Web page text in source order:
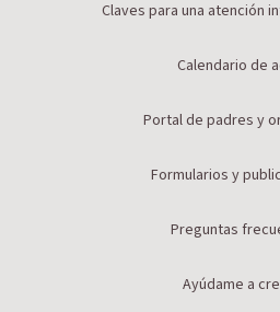
Claves para una atención
Calendario de
Portal de padres y
Formularios y
Preguntas
Ayúdame a